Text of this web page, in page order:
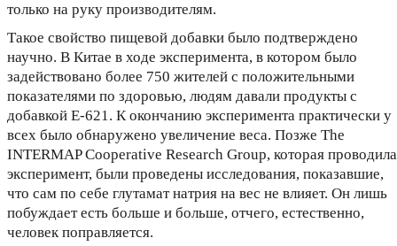
только на руку производителям.
Такое свойство пищевой добавки было подтверждено
научно. В Китае в ходе эксперимента, в котором было
задействовано более 750 жителей с положительными
показателями по здоровью, людям давали продукты с
добавкой Е-621. К окончанию эксперимента практически у
всех было обнаружено увеличение веса. Позже The
INTERMAP Cooperative Research Group, которая проводила
эксперимент, были проведены исследования, показавшие,
что сам по себе глутамат натрия на вес не влияет. Он лишь
побуждает есть больше и больше, отчего, естественно,
человек поправляется.